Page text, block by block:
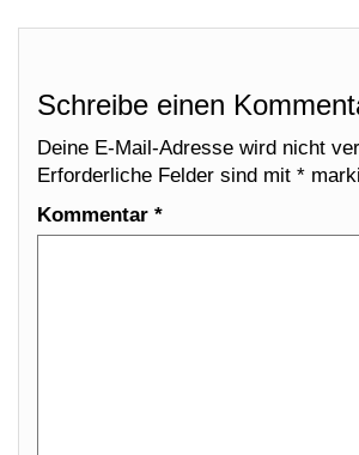
Schreibe einen
Deine E-Mail-Adresse wird nicht
Erforderliche Felder sind mit *
Kommentar *